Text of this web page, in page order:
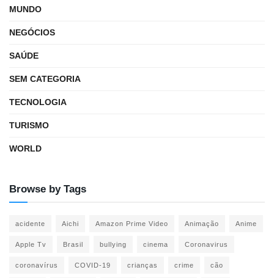
MUNDO
NEGÓCIOS
SAÚDE
SEM CATEGORIA
TECNOLOGIA
TURISMO
WORLD
Browse by Tags
acidente Aichi Amazon Prime Video Animação Anime
Apple Tv Brasil bullying cinema Coronavirus
coronavírus COVID-19 crianças crime cão